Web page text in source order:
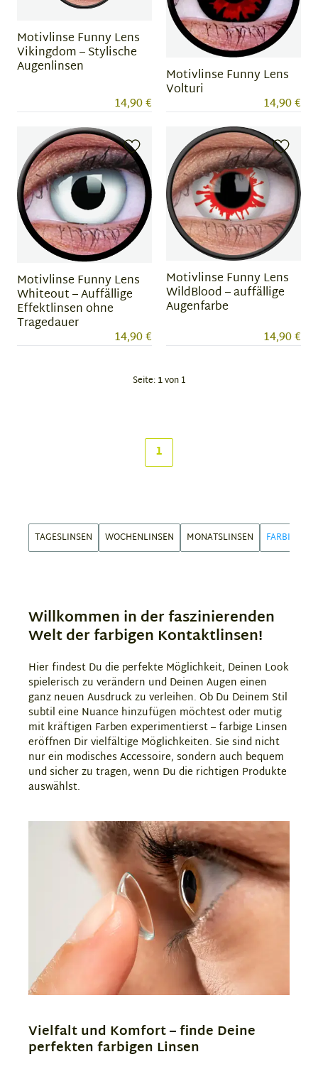
Motivlinse Funny Lens
Vikingdom – Stylische
Augenlinsen
14,90 €
Motivlinse Funny Lens
Volturi
14,90 €
Motivlinse Funny Lens
Whiteout – Auffällige
Effektlinsen ohne
Tragedauer
14,90 €
Motivlinse Funny Lens
WildBlood – auffällige
Augenfarbe
14,90 €
Seite:1von 1
1
TAGESLINSEN WOCHENLINSEN MONATSLINSEN FARBIGE
Willkommen in der faszinierenden
Welt der farbigen Kontaktlinsen!
Hier findest Du die perfekte Möglichkeit, Deinen Look
spielerisch zu verändern und Deinen Augen einen
ganz neuen Ausdruck zu verleihen. Ob Du Deinem Stil
subtil eine Nuance hinzufügen möchtest oder mutig
mit kräftigen Farben experimentierst – farbige Linsen
eröffnen Dir vielfältige Möglichkeiten. Sie sind nicht
nur ein modisches Accessoire, sondern auch bequem
und sicher zu tragen, wenn Du die richtigen Produkte
auswählst.
Vielfalt und Komfort – finde Deine
perfekten farbigen Linsen